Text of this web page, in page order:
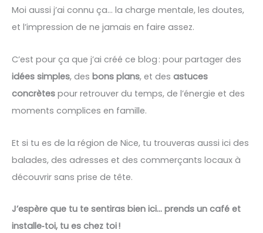
Moi aussi j’ai connu ça… la charge mentale, les doutes,
et l’impression de ne jamais en faire assez.
C’est pour ça que j’ai créé ce blog : pour partager des
idées simples, des bons plans, et des astuces
concrètes pour retrouver du temps, de l’énergie et des
moments complices en famille.
Et si tu es de la région de Nice, tu trouveras aussi ici des
balades, des adresses et des commerçants locaux à
découvrir sans prise de tête.
J’espère que tu te sentiras bien ici… prends un café et
installe‑toi, tu es chez toi !